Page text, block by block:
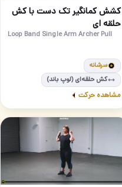
64
کشش کمانگیر تک دست با کش
حلقه ای
Loop Band Single Arm Archer Pull
سرشانه
کش حلقه‌ای (لوپ باند)
مشاهده حرکت